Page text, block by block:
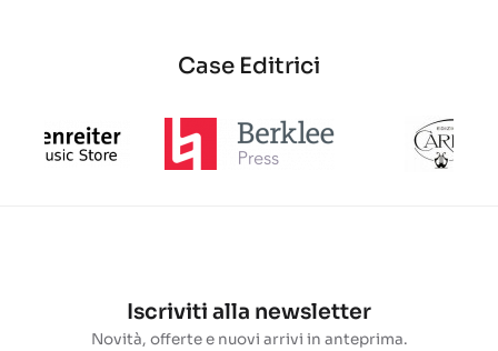
Case Editrici
Iscriviti alla newsletter
Novità, offerte e nuovi arrivi in anteprima.